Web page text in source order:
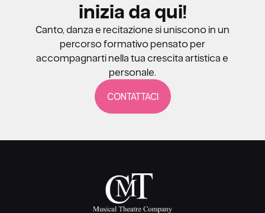
inizia da qui!
Canto, danza e recitazione si uniscono in un
percorso formativo pensato per
accompagnarti nella tua crescita artistica e
personale.
CONTATTACI